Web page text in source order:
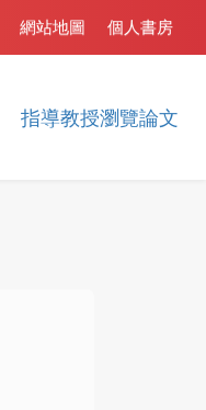
指導教授瀏覽論文
個人書房
網站地圖